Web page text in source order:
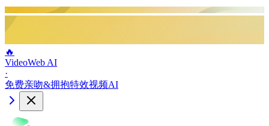
🔥
VideoWeb AI
·
免费亲吻&拥抱特效视频AI